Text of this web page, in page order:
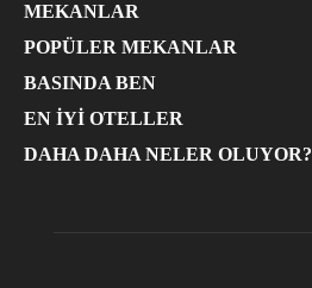
MEKANLAR
POPÜLER MEKANLAR
BASINDA BEN
EN İYI OTELLER
DAHA DAHA NELER OLUYOR?